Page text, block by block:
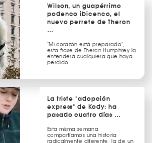
Wilson, un guapérrimo
podenco ibicenco, el
nuevo perrete de Theron
…
"Mi corazón está preparado",
esta frase de Theron Humphrey la
entenderá cualquiera que haya
perdido …
La triste "adopción
express" de Kody: ha
pasado cuatro días …
Esta misma semana
compartíamos una historia
radicalmente diferente: la de un